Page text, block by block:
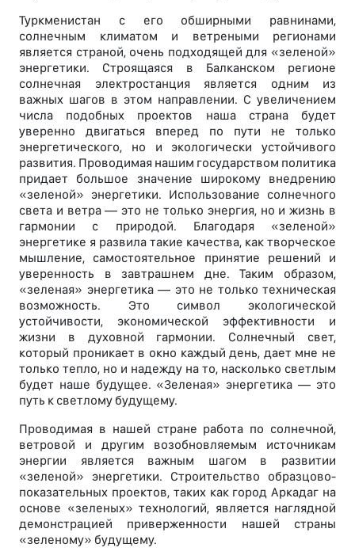
Туркменистан с его обширными равнинами,
солнечным климатом и ветреными регионами
является страной, очень подходящей для «зеленой»
энергетики. Строящаяся в Балканском регионе
солнечная электростанция является одним из
важных шагов в этом направлении. С увеличением
числа подобных проектов наша страна будет
уверенно двигаться вперед по пути не только
энергетического, но и экологически устойчивого
развития. Проводимая нашим государством политика
придает большое значение широкому внедрению
«зеленой» энергетики. Использование солнечного
света и ветра — это не только энергия, но и жизнь в
гармонии с природой. Благодаря «зеленой»
энергетике я развила такие качества, как творческое
мышление, самостоятельное принятие решений и
уверенность в завтрашнем дне. Таким образом,
«зеленая» энергетика — это не только техническая
возможность. Это символ экологической
устойчивости, экономической эффективности и
жизни в духовной гармонии. Солнечный свет,
который проникает в окно каждый день, дает мне не
только тепло, но и надежду на то, насколько светлым
будет наше будущее. «Зеленая» энергетика — это
путь к светлому будущему.
Проводимая в нашей стране работа по солнечной,
ветровой и другим возобновляемым источникам
энергии является важным шагом в развитии
«зеленой» энергетики. Строительство образцово-
показательных проектов, таких как город Аркадаг на
основе «зеленых» технологий, является наглядной
демонстрацией приверженности нашей страны
«зеленому» будущему.